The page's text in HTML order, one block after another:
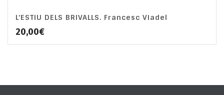
L’ESTIU DELS BRIVALLS. Francesc Viadel
20,00€